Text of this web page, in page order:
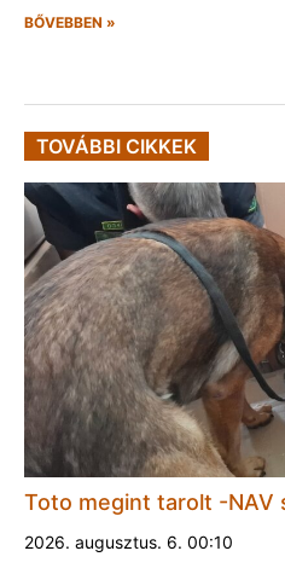
BŐVEBBEN »
TOVÁBBI CIKKEK
Toto megint tarolt -NAV
2026. augusztus. 6. 00:10